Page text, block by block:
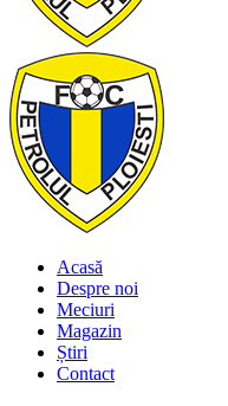
Acasă
Despre noi
Meciuri
Magazin
Știri
Contact